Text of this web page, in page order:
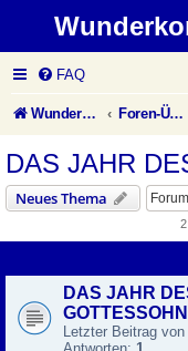
FAQ
Wunderkommunikation Website Foren-Übersicht
DAS JAHR
Neues Thema
DAS JAHR
Letzter Beitrag von